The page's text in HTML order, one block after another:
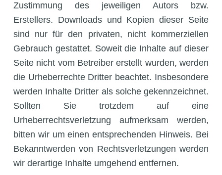
Zustimmung des jeweiligen Autors bzw.
Erstellers. Downloads und Kopien dieser Seite
sind nur für den privaten, nicht kommerziellen
Gebrauch gestattet. Soweit die Inhalte auf dieser
Seite nicht vom Betreiber erstellt wurden, werden
die Urheberrechte Dritter beachtet. Insbesondere
werden Inhalte Dritter als solche gekennzeichnet.
Sollten Sie trotzdem auf eine
Urheberrechtsverletzung aufmerksam werden,
bitten wir um einen entsprechenden Hinweis. Bei
Bekanntwerden von Rechtsverletzungen werden
wir derartige Inhalte umgehend entfernen.